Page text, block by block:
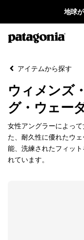
地球
絞り込み／並び替え
絞り込み
カテゴリー
すべて見る
ウェーダー
ウェーディング・ブーツ
アイテムから探す
ウィメンズ
グ・ウェー
女性アングラーによっ
た、耐久性に優れたウ
能、洗練されたフィッ
れています。